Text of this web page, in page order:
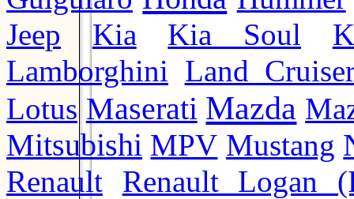
Jeep
Kia Kia Soul
Lamborghini Land
Lotus Maserati Mazda
Mitsubishi MPV Mustang
Renault
Renault Logan